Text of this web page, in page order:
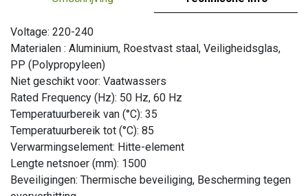
Voltage: 220-240
Materialen : Aluminium, Roestvast staal, Veiligheidsglas,
PP (Polypropyleen)
Niet geschikt voor: Vaatwassers
Rated Frequency (Hz): 50 Hz, 60 Hz
Temperatuurbereik van (°C): 35
Temperatuurbereik tot (°C): 85
Verwarmingselement: Hitte-element
Lengte netsnoer (mm): 1500
Beveiligingen: Thermische beveiliging, Bescherming tegen